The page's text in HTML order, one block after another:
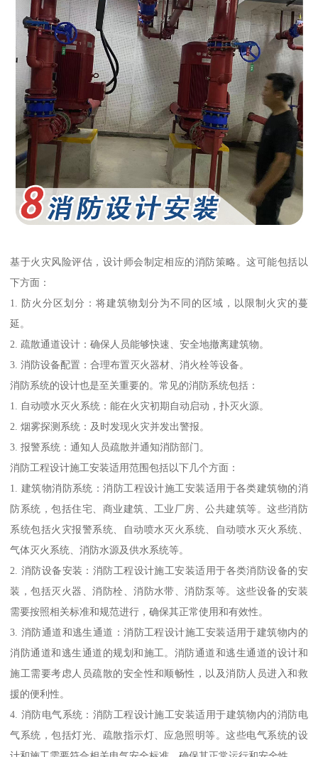
基于火灾风险评估，设计师会制定相应的消防策略。这可能包括以
下方面：
1. 防火分区划分：将建筑物划分为不同的区域，以限制火灾的蔓
延。
2. 疏散通道设计：确保人员能够快速、安全地撤离建筑物。
3. 消防设备配置：合理布置灭火器材、消火栓等设备。
消防系统的设计也是至关重要的。常见的消防系统包括：
1. 自动喷水灭火系统：能在火灾初期自动启动，扑灭火源。
2. 烟雾探测系统：及时发现火灾并发出警报。
3. 报警系统：通知人员疏散并通知消防部门。
消防工程设计施工安装适用范围包括以下几个方面：
1. 建筑物消防系统：消防工程设计施工安装适用于各类建筑物的消
防系统，包括住宅、商业建筑、工业厂房、公共建筑等。这些消防
系统包括火灾报警系统、自动喷水灭火系统、自动喷水灭火系统、
气体灭火系统、消防水源及供水系统等。
2. 消防设备安装：消防工程设计施工安装适用于各类消防设备的安
装，包括灭火器、消防栓、消防水带、消防泵等。这些设备的安装
需要按照相关标准和规范进行，确保其正常使用和有效性。
3. 消防通道和逃生通道：消防工程设计施工安装适用于建筑物内的
消防通道和逃生通道的规划和施工。消防通道和逃生通道的设计和
施工需要考虑人员疏散的安全性和顺畅性，以及消防人员进入和救
援的便利性。
4. 消防电气系统：消防工程设计施工安装适用于建筑物内的消防电
气系统，包括灯光、疏散指示灯、应急照明等。这些电气系统的设